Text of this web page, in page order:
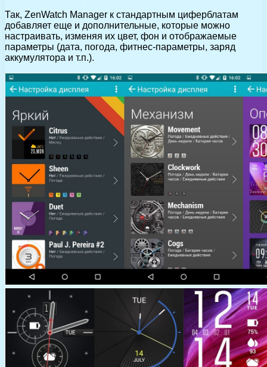
Так, ZenWatch Manager к стандартным циферблатам
добавляет еще и дополнительные, которые можно
настраивать, изменяя их цвет, фон и отображаемые
параметры (дата, погода, фитнес-параметры, заряд
аккумулятора и т.п.).